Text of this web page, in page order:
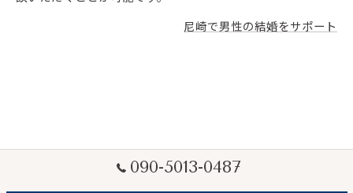
尼崎で男性の結婚をサポート
090-5013-0487